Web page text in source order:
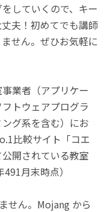
していくので、キー
夫！初めてでも講師
せん。ぜひお気軽に
業者（アプリケー
トウェアプログラ
グ系を含む）にお
比較サイト「コエ
開されている教室
月末時点）
せん。Mojang から